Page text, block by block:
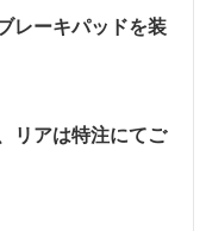
レーキパッドを装
リアは特注にてご